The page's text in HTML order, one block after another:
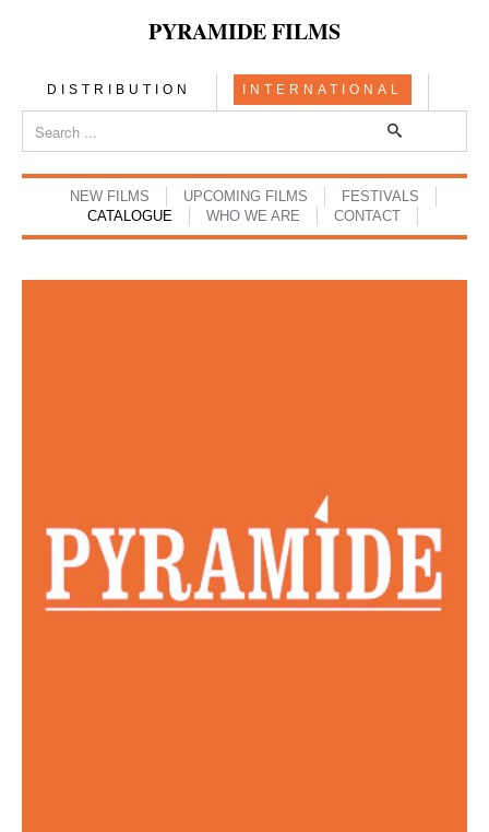
PYRAMIDE FILMS
DISTRIBUTION INTERNATIONAL
NEW FILMS UPCOMING FILMS
FESTIVALS
CATALOGUE
WHO WE ARE CONTACT